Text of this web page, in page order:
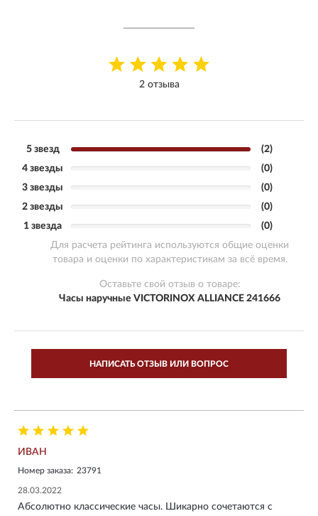
2 отзыва
5 звезд
(2)
4 звезды
(0)
3 звезды
(0)
2 звезды
(0)
1 звезда
(0)
Для расчета рейтинга используются общие оценки
товара и оценки по характеристикам за всё время.
Оставьте свой отзыв о товаре:
Часы наручные VICTORINOX ALLIANCE 241666
НАПИСАТЬ ОТЗЫВ ИЛИ ВОПРОС
ИВАН
Номер заказа: 23791
28.03.2022
Абсолютно классические часы. Шикарно сочетаются с